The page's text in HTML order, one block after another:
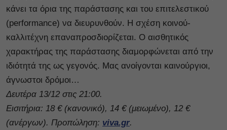
κάνει τα όρια της παράστασης και του επιτελεστικού
(performance) να διευρυνθούν. Η σχέση κοινού-
καλλιτέχνη επαναπροσδιορίζεται. Ο αισθητικός
χαρακτήρας της παράστασης διαμορφώνεται από την
ιδιότητά της ως γεγονός. Μας ανοίγονται καινούργιοι,
άγνωστοι δρόμοι…
Δευτέρα 13/12 στις 21:00.
Εισιτήρια: 18 € (κανονικό), 14 € (μειωμένο), 12 €
(ανέργων). Προπώληση: viva.gr.